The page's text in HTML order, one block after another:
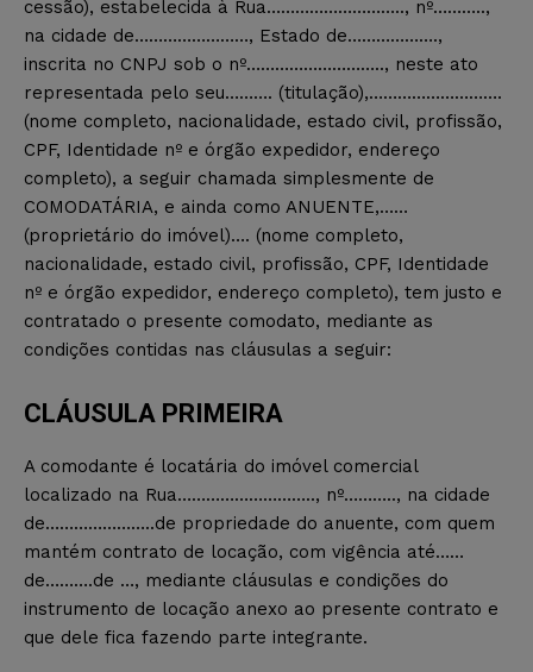
cessão), estabelecida à Rua……………………….., nº………..,
na cidade de……………………, Estado de……………….,
inscrita no CNPJ sob o nº……………………….., neste ato
representada pelo seu………. (titulação),……………………….
(nome completo, nacionalidade, estado civil, profissão,
CPF, Identidade nº e órgão expedidor, endereço
completo), a seguir chamada simplesmente de
COMODATÁRIA, e ainda como ANUENTE,……
(proprietário do imóvel)…. (nome completo,
nacionalidade, estado civil, profissão, CPF, Identidade
nº e órgão expedidor, endereço completo), tem justo e
contratado o presente comodato, mediante as
condições contidas nas cláusulas a seguir:
CLÁUSULA PRIMEIRA
A comodante é locatária do imóvel comercial
localizado na Rua……………………….., nº……….., na cidade
de…………………..de propriedade do anuente, com quem
mantém contrato de locação, com vigência até……
de……….de …, mediante cláusulas e condições do
instrumento de locação anexo ao presente contrato e
que dele fica fazendo parte integrante.